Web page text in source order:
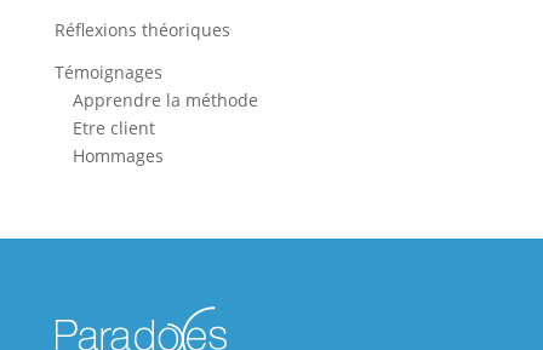
Réflexions théoriques
Témoignages
Apprendre la méthode
Etre client
Hommages